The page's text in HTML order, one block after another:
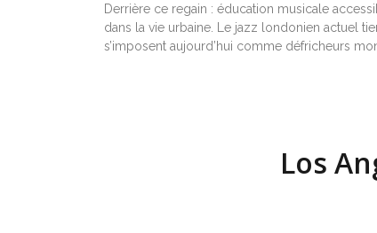
Derrière ce regain : éducation musicale
dans la vie urbaine. Le jazz londonien actuel
s’imposent aujourd’hui comme défricheurs
Los